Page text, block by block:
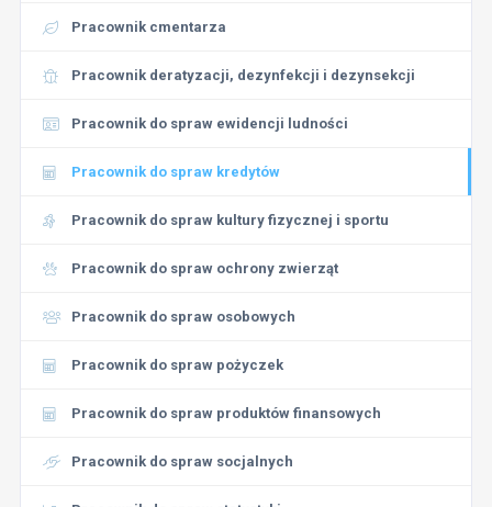
Pracownik cmentarza
Pracownik deratyzacji, dezynfekcji i dezynsekcji
Pracownik do spraw ewidencji ludności
Pracownik do spraw kredytów
Pracownik do spraw kultury fizycznej i sportu
Pracownik do spraw ochrony zwierząt
Pracownik do spraw osobowych
Pracownik do spraw pożyczek
Pracownik do spraw produktów finansowych
Pracownik do spraw socjalnych